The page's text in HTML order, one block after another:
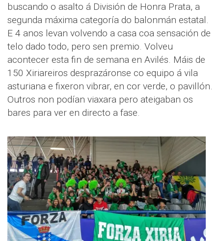
buscando o asalto á División de Honra Prata, a
segunda máxima categoría do balonmán estatal.
E 4 anos levan volvendo a casa coa sensación de
telo dado todo, pero sen premio. Volveu
acontecer esta fin de semana en Avilés. Máis de
150 Xiriareiros desprazáronse co equipo á vila
asturiana e fixeron vibrar, en cor verde, o pavillón.
Outros non podían viaxara pero ateigaban os
bares para ver en directo a fase.